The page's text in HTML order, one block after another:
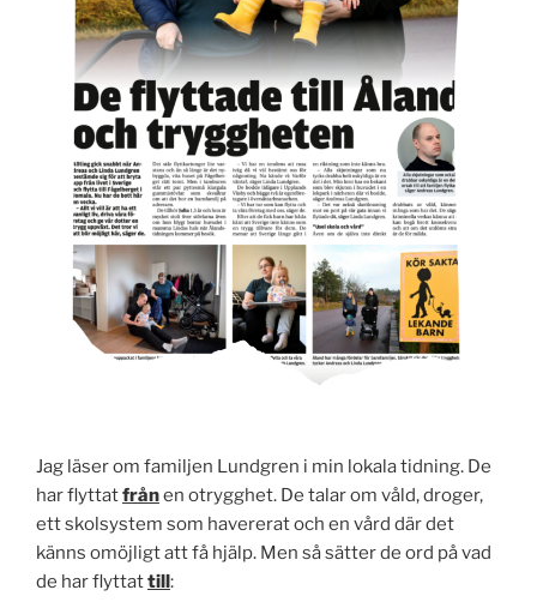
Jag läser om familjen Lundgren i min lokala tidning. De
har flyttatfrånen otrygghet. De talar om våld, droger,
ett skolsystem som havererat och en vård där det
känns omöjligt att få hjälp. Men så sätter de ord på vad
de har flyttattill: